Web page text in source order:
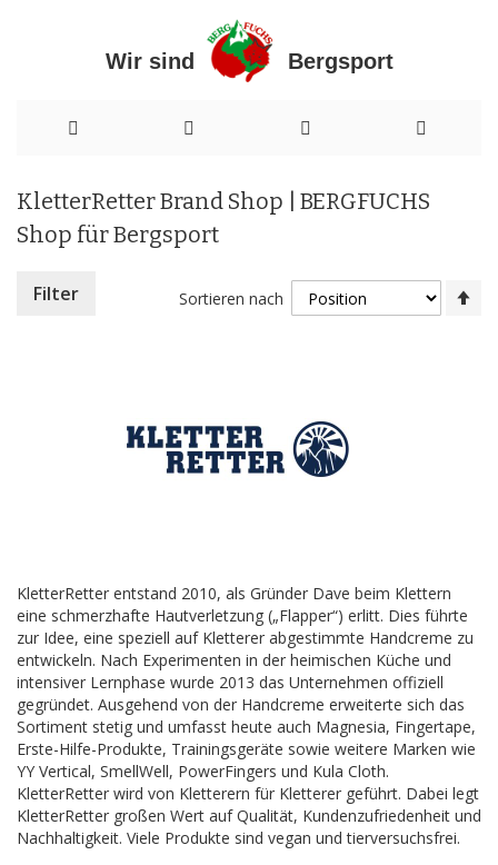
Wir sind Bergsport
zum
KletterRetter Brand Shop | BERGFUCHS
Shop für Bergsport
KletterRetter entstand 2010, als Gründer Dave beim Klettern
eine schmerzhafte Hautverletzung („Flapper“) erlitt. Dies führte
zur Idee, eine speziell auf Kletterer abgestimmte Handcreme zu
entwickeln. Nach Experimenten in der heimischen Küche und
intensiver Lernphase wurde 2013 das Unternehmen offiziell
gegründet. Ausgehend von der Handcreme erweiterte sich das
Sortiment stetig und umfasst heute auch Magnesia, Fingertape,
Erste-Hilfe-Produkte, Trainingsgeräte sowie weitere Marken wie
YY Vertical, SmellWell, PowerFingers und Kula Cloth.
KletterRetter wird von Kletterern für Kletterer geführt. Dabei legt
KletterRetter großen Wert auf Qualität, Kundenzufriedenheit und
Nachhaltigkeit. Viele Produkte sind vegan und tierversuchsfrei.
Sortieren nach
Filter